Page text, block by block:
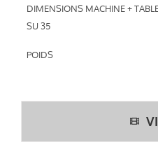
DIMENSIONS MACHINE +
SU 35
POIDS